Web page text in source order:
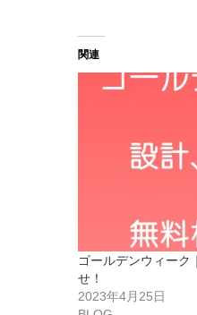
関連
ゴールデンウィーク
せ！
2023年4月25日